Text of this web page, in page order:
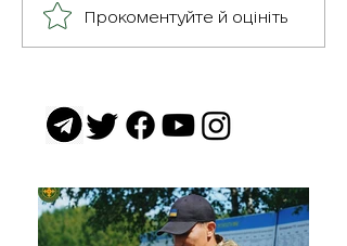
Герої серед нас: медик
Хітмен
Прокоментуйте й оцініть